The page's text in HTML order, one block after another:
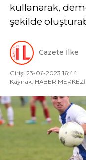
kullanarak,
şekilde
Gazete İlke
Giriş: 23-06-2023 16:44
Kaynak: HABER MERKEZİ